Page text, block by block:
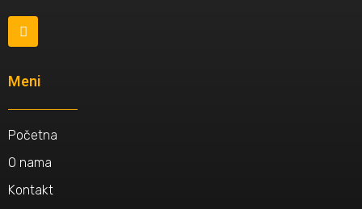
Meni
Početna
O nama
Kontakt